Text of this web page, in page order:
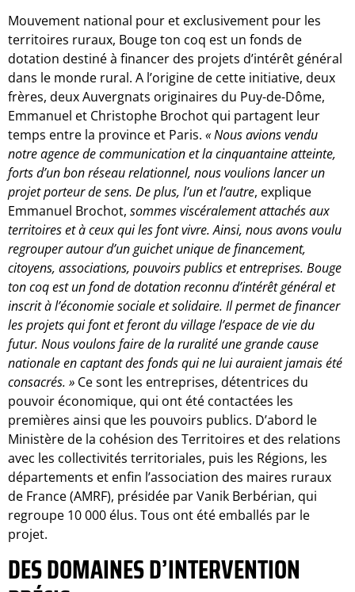
Mouvement national pour et exclusivement pour les
territoires ruraux, Bouge ton coq est un fonds de
dotation destiné à financer des projets d’intérêt général
dans le monde rural. A l’origine de cette initiative, deux
frères, deux Auvergnats originaires du Puy-de-Dôme,
Emmanuel et Christophe Brochot qui partagent leur
temps entre la province et Paris. « Nous avions vendu
notre agence de communication et la cinquantaine atteinte,
forts d’un bon réseau relationnel, nous voulions lancer un
projet porteur de sens. De plus, l’un et l’autre, explique
Emmanuel Brochot, sommes viscéralement attachés aux
territoires et à ceux qui les font vivre. Ainsi, nous avons voulu
regrouper autour d’un guichet unique de financement,
citoyens, associations, pouvoirs publics et entreprises. Bouge
ton coq est un fond de dotation reconnu d’intérêt général et
inscrit à l’économie sociale et solidaire. Il permet de financer
les projets qui font et feront du village l’espace de vie du
futur. Nous voulons faire de la ruralité une grande cause
nationale en captant des fonds qui ne lui auraient jamais été
consacrés. » Ce sont les entreprises, détentrices du
pouvoir économique, qui ont été contactées les
premières ainsi que les pouvoirs publics. D’abord le
Ministère de la cohésion des Territoires et des relations
avec les collectivités territoriales, puis les Régions, les
départements et enfin l’association des maires ruraux
de France (AMRF), présidée par Vanik Berbérian, qui
regroupe 10 000 élus. Tous ont été emballés par le
projet.
DES DOMAINES D’INTERVENTION